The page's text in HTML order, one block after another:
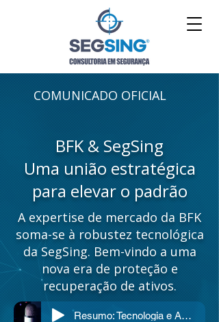
COMUNICADO OFICIAL
BFK & SegSing
Uma união estratégica
para elevar o padrão
A expertise de mercado da BFK
soma-se à robustez tecnológica
da SegSing. Bem-vindo a uma
nova era de proteção e
recuperação de ativos.
Resumo: Tecnologia e Agilidade